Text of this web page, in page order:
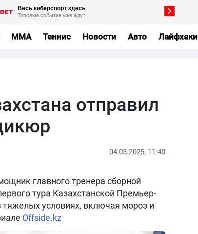
MMA Теннис Новости Авто Лайфхаки
отправил
04.03.2025, 11:40
главного тренера сборной
тура Казахстанской Премьер-
тяжелых условиях, включая мороз и
Offside.kz